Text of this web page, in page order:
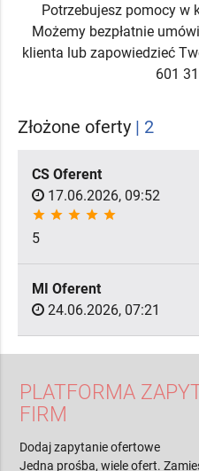
Potrzebujesz pomocy w
Możemy bezpłatnie
klienta lub zapowiedzieć
601
Złożone oferty | 2
CS Oferent
17.06.2026, 09:52
star star star star star
5
MI Oferent
24.06.2026, 07:21
PLATFORMA
FIRM
Dodaj zapytanie ofertowe
Jedna prośba, wiele ofert.